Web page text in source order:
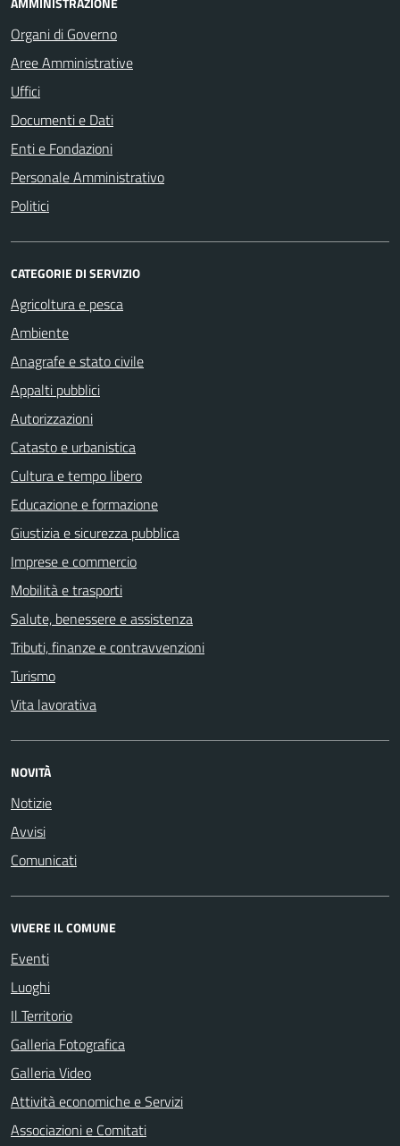
Organi di Governo
Aree Amministrative
Uffici
Documenti e Dati
Enti e Fondazioni
Personale Amministrativo
Politici
CATEGORIE DI SERVIZIO
Agricoltura e pesca
Ambiente
Anagrafe e stato civile
Appalti pubblici
Autorizzazioni
Catasto e urbanistica
Cultura e tempo libero
Educazione e formazione
Giustizia e sicurezza pubblica
Imprese e commercio
Mobilità e trasporti
Salute, benessere e assistenza
Tributi, finanze e contravvenzioni
Turismo
Vita lavorativa
NOVITÀ
Notizie
Avvisi
Comunicati
VIVERE IL COMUNE
Eventi
Luoghi
Il Territorio
Galleria Fotografica
Galleria Video
Attività economiche e Servizi
Associazioni e Comitati